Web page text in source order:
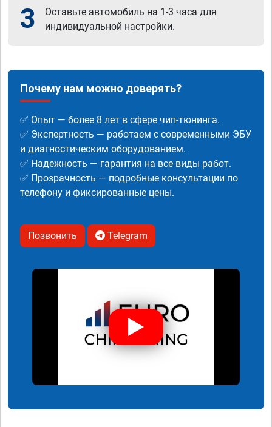
3
Оставьте автомобиль на 1-3 часа для
индивидуальной настройки.
Почему нам можно доверять?
✅ Опыт — более 8 лет в сфере чип-тюнинга.
✅ Экспертность — работаем с современными ЭБУ
и диагностическим оборудованием.
✅ Надежность — гарантия на все виды работ.
✅ Прозрачность — подробные консультации по
телефону и фиксированные цены.
Позвонить Telegram